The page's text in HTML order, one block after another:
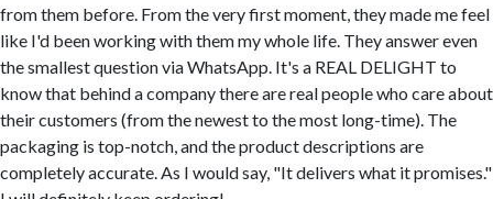
from them before. From the very first moment, they made me feel
like I'd been working with them my whole life. They answer even
the smallest question via WhatsApp. It's a REAL DELIGHT to
know that behind a company there are real people who care about
their customers (from the newest to the most long-time). The
packaging is top-notch, and the product descriptions are
completely accurate. As I would say, "It delivers what it promises."